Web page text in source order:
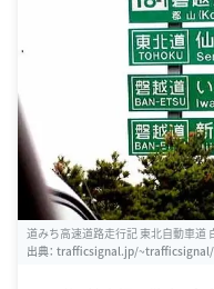
道みち高速道路走行記 東北自動車道
出典： trafficsignal.jp/